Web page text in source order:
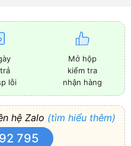
lỗi
Mở hộp
kiểm tra
nhận hàng
hệ Zalo (tìm hiểu thêm)
795